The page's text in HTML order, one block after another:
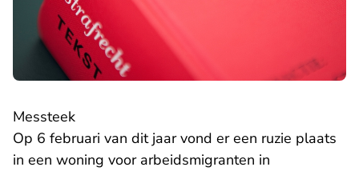
Messteek
Op 6 februari van dit jaar vond er een ruzie plaats
in een woning voor arbeidsmigranten in